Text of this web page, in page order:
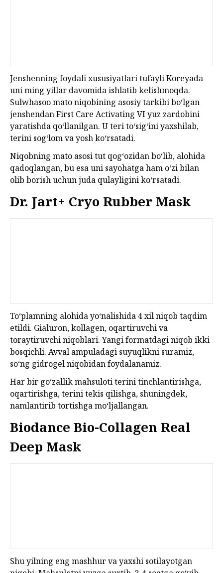
Jenshenning foydali xususiyatlari tufayli Koreyada
uni ming yillar davomida ishlatib kelishmoqda.
Sulwhasoo mato niqobining asosiy tarkibi bo‘lgan
jenshendan First Care Activating VI yuz zardobini
yaratishda qo‘llanilgan. U teri to‘sig‘ini yaxshilab,
terini sog‘lom va yosh ko‘rsatadi.
Niqobning mato asosi tut qog‘ozidan bo‘lib, alohida
qadoqlangan, bu esa uni sayohatga ham o‘zi bilan
olib borish uchun juda qulayligini ko‘rsatadi.
Dr. Jart+ Cryo Rubber Mask
To‘plamning alohida yo‘nalishida 4 xil niqob taqdim
etildi. Gialuron, kollagen, oqartiruvchi va
toraytiruvchi niqoblari. Yangi formatdagi niqob ikki
bosqichli. Avval ampuladagi suyuqlikni suramiz,
so‘ng gidrogel niqobidan foydalanamiz.
Har bir go‘zallik mahsuloti terini tinchlantirishga,
oqartirishga, terini tekis qilishga, shuningdek,
namlantirib tortishga mo‘ljallangan.
Biodance Bio-Collagen Real
Deep Mask
Shu yilning eng mashhur va yaxshi sotilayotgan